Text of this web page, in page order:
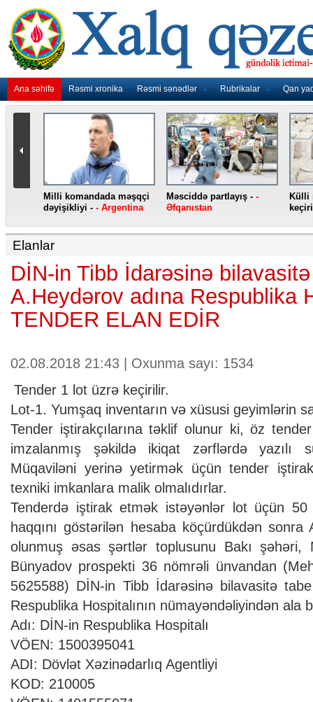
Ana səhifə Rəsmi xronika Rəsmi sənədlər Rubrikalar Qan
Milli komandada məşqçi
dəyişikliyi - - Argentina
Məsciddə partlayış - -
Əfqanıstan
Külli
Elanlar
DİN-in Tibb İdarəsinə
A.Heydərov adına Respublika
TENDER ELAN EDİR
02.08.2018 21:43 | Oxunma sayı: 1534
Tender 1 lot üzrə keçirilir.
Lot-1. Yumşaq inventarın və xüsusi geyimlərin
Tender iştirakçılarına təklif olunur ki, öz
imzalanmış şəkildə ikiqat zərflərdə yazılı
Müqaviləni yerinə yetirmək üçün tender
texniki imkanlara malik olmalıdırlar.
Tenderdə iştirak etmək istəyənlər lot üçün
haqqını göstərilən hesaba köçürdükdən
olunmuş əsas şərtlər toplusunu Bakı şəhəri,
Bünyadov prospekti 36 nömrəli ünvandan
5625588) DİN-in Tibb İdarəsinə bilavasitə
Respublika Hospitalının nümayəndəliyindən ala
Adı: DİN-in Respublika Hospitalı
VÖEN: 1500395041
ADI: Dövlət Xəzinədarlıq Agentliyi
KOD: 210005